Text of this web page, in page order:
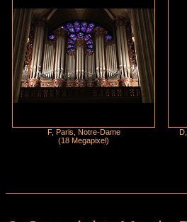
F, Paris, Notre-Dame
(18 Megapixel)